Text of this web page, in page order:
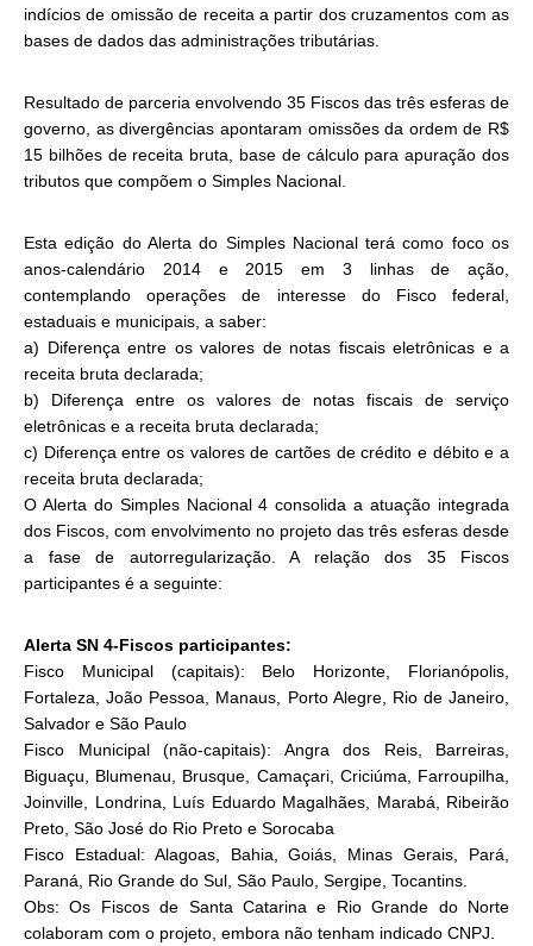
indícios de omissão de receita a partir dos cruzamentos com as
bases de dados das administrações tributárias.
Resultado de parceria envolvendo 35 Fiscos das três esferas de
governo, as divergências apontaram omissões da ordem de R$
15 bilhões de receita bruta, base de cálculo para apuração dos
tributos que compõem o Simples Nacional.
Esta edição do Alerta do Simples Nacional terá como foco os
anos-calendário 2014 e 2015 em 3 linhas de ação,
contemplando operações de interesse do Fisco federal,
estaduais e municipais, a saber:
a) Diferença entre os valores de notas fiscais eletrônicas e a
receita bruta declarada;
b) Diferença entre os valores de notas fiscais de serviço
eletrônicas e a receita bruta declarada;
c) Diferença entre os valores de cartões de crédito e débito e a
receita bruta declarada;
O Alerta do Simples Nacional 4 consolida a atuação integrada
dos Fiscos, com envolvimento no projeto das três esferas desde
a fase de autorregularização. A relação dos 35 Fiscos
participantes é a seguinte:
Alerta SN 4-Fiscos participantes:
Fisco Municipal (capitais): Belo Horizonte, Florianópolis,
Fortaleza, João Pessoa, Manaus, Porto Alegre, Rio de Janeiro,
Salvador e São Paulo
Fisco Municipal (não-capitais): Angra dos Reis, Barreiras,
Biguaçu, Blumenau, Brusque, Camaçari, Criciúma, Farroupilha,
Joinville, Londrina, Luís Eduardo Magalhães, Marabá, Ribeirão
Preto, São José do Rio Preto e Sorocaba
Fisco Estadual: Alagoas, Bahia, Goiás, Minas Gerais, Pará,
Paraná, Rio Grande do Sul, São Paulo, Sergipe, Tocantins.
Obs: Os Fiscos de Santa Catarina e Rio Grande do Norte
colaboram com o projeto, embora não tenham indicado CNPJ.